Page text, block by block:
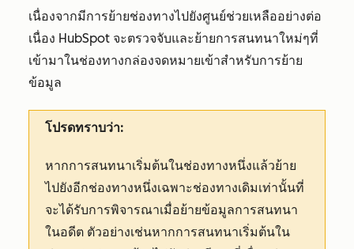
เนื่องจากมีการย้ายช่องทางไปยังศูนย์ช่วยเหลืออย่างต่อ
เนื่อง HubSpot จะตรวจจับและย้ายการสนทนาใหม่ๆที่
เข้ามาในช่องทางกล่องจดหมายเข้าสำหรับการย้าย
ข้อมูล
โปรดทราบว่า:
หากการสนทนาเริ่มต้นในช่องทางหนึ่งแล้วย้าย
ไปยังอีกช่องทางหนึ่งเฉพาะช่องทางเดิมเท่านั้นที่
จะได้รับการพิจารณาเมื่อย้ายข้อมูลการสนทนา
ในอดีต ตัวอย่างเช่นหากการสนทนาเริ่มต้นใน